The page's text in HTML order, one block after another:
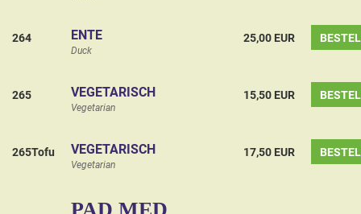
264 ENTE
Duck
25,00 EUR
265 VEGETARISCH
Vegetarian
15,50 EUR
265Tofu VEGETARISCH
Vegetarian
17,50 EUR
PAD MED